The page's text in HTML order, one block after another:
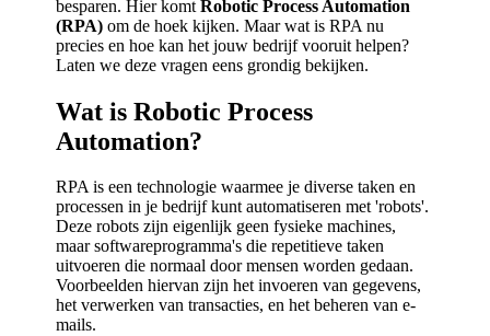
besparen. Hier komtRobotic Process Automation
(RPA) om de hoek kijken. Maar wat is RPA nu
precies en hoe kan het jouw bedrijf vooruit helpen?
Laten we deze vragen eens grondig bekijken.
Wat is Robotic Process
Automation?
RPA is een technologie waarmee je diverse taken en
processen in je bedrijf kunt automatiseren met 'robots'.
Deze robots zijn eigenlijk geen fysieke machines,
maar softwareprogramma's die repetitieve taken
uitvoeren die normaal door mensen worden gedaan.
Voorbeelden hiervan zijn het invoeren van gegevens,
het verwerken van transacties, en het beheren van e-
mails.